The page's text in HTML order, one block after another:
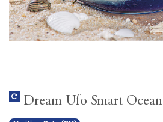
Dream Ufo Smart Ocean